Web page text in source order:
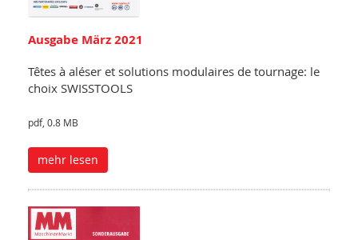
Ausgabe März 2021
Têtes à aléser et solutions modulaires de tournage: le
choix SWISSTOOLS
pdf, 0.8 MB
mehr lesen